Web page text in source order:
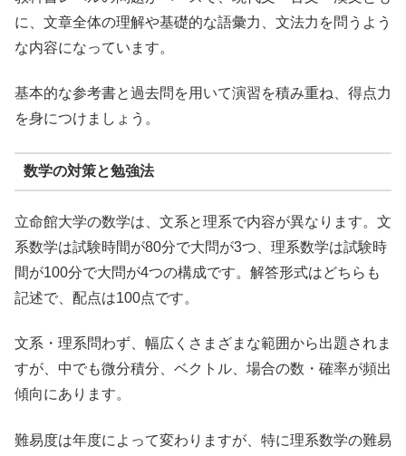
に、文章全体の理解や基礎的な語彙力、文法力を問うよう
な内容になっています。
基本的な参考書と過去問を用いて演習を積み重ね、得点力
を身につけましょう。
数学の対策と勉強法
立命館大学の数学は、文系と理系で内容が異なります。文
系数学は試験時間が80分で大問が3つ、理系数学は試験時
間が100分で大問が4つの構成です。解答形式はどちらも
記述で、配点は100点です。
文系・理系問わず、幅広くさまざまな範囲から出題されま
すが、中でも微分積分、ベクトル、場合の数・確率が頻出
傾向にあります。
難易度は年度によって変わりますが、特に理系数学の難易